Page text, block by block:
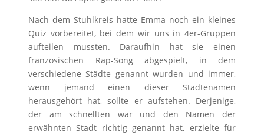
Nach dem Stuhlkreis hatte Emma noch ein kleines
Quiz vorbereitet, bei dem wir uns in 4er-Gruppen
aufteilen mussten. Daraufhin hat sie einen
französischen Rap-Song abgespielt, in dem
verschiedene Städte genannt wurden und immer,
wenn jemand einen dieser Städtenamen
herausgehört hat, sollte er aufstehen. Derjenige,
der am schnellten war und den Namen der
erwähnten Stadt richtig genannt hat, erzielte für